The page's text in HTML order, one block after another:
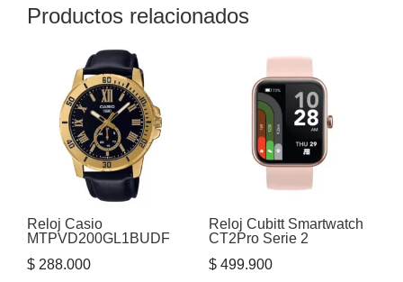
Productos relacionados
Reloj Casio
MTPVD200GL1BUDF
$ 288.000
Reloj Cubitt Smartwatch
CT2Pro Serie 2
$499.900